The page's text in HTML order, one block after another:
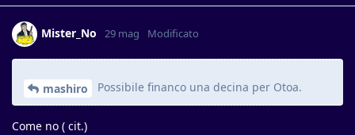
Mister_No 29 mag Modificato
mashiro Possibile financo una decina per Otoa.
Come no ( cit.)